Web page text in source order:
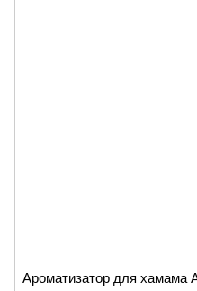
Ароматизатор для хамама